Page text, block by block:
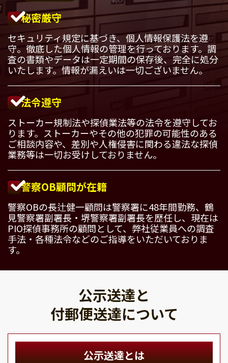
秘密厳守
セキュリティ規定に基づき、個人情報保護法を遵
守。徹底した個人情報の管理を行っております。調
査の書類やデータは一定期間の保存後、完全に処分
いたします。情報が漏えいは一切ございません。
法令遵守
ストーカー規制法や探偵業法等の法令を遵守してお
ります。ストーカーやその他の犯罪の可能性のある
ご相談内容や、差別や人権侵害に関わる違法な探偵
業務等は一切お受けしておりません。
警察OB顧問が在籍
警察OBの長辻健一顧問は警察署に48年間勤務、鶴
見警察署副署長・堺警察署副署長を歴任し、現在は
PIO探偵事務所の顧問として、弊社従業員への調査
手法・各種法令などのご指導をいただいておりま
す。
公示送達と
付郵便送達について
公示送達とは